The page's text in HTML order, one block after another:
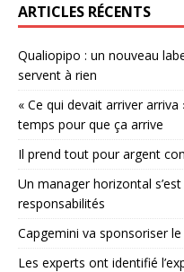
ARTICLES RÉCENTS
Qualiopipo : un nouveau
servent à rien
« Ce qui devait arriver
temps pour que ça arrive
Il prend tout pour argent
Un manager horizontal
responsabilités
Capgemini va sponsoriser
Les experts ont identifié